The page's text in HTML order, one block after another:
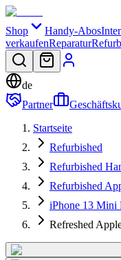
Shop Handy-Abos
verkaufenReparatur
de
Partner
Startseite
Refurbished
Refurbished
Refurbished
iPhone 13 Mini
Refreshed